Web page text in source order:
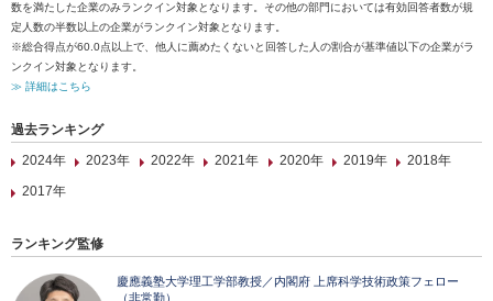
数を満たした企業のみランクイン対象となります。その他の部門においては有効回答者数が規
定人数の半数以上の企業がランクイン対象となります。
※総合得点が60.0点以上で、他人に薦めたくないと回答した人の割合が基準値以下の企業がラ
ンクイン対象となります。
≫ 詳細はこちら
過去ランキング
2024年
2023年 2022年 2021年 2020年 2019年
2018年
2017年
ランキング監修
慶應義塾大学理工学部教授／内閣府 上席科学技術政策フェロー
（非常勤）